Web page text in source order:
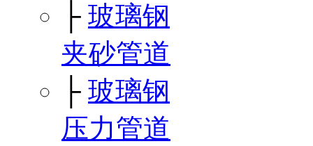
├ 玻璃钢
夹砂管道
├ 玻璃钢
压力管道